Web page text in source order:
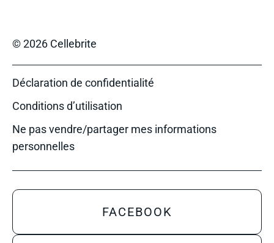
© 2026 Cellebrite
Déclaration de confidentialité
Conditions d’utilisation
Ne pas vendre/partager mes informations
personnelles
FACEBOOK